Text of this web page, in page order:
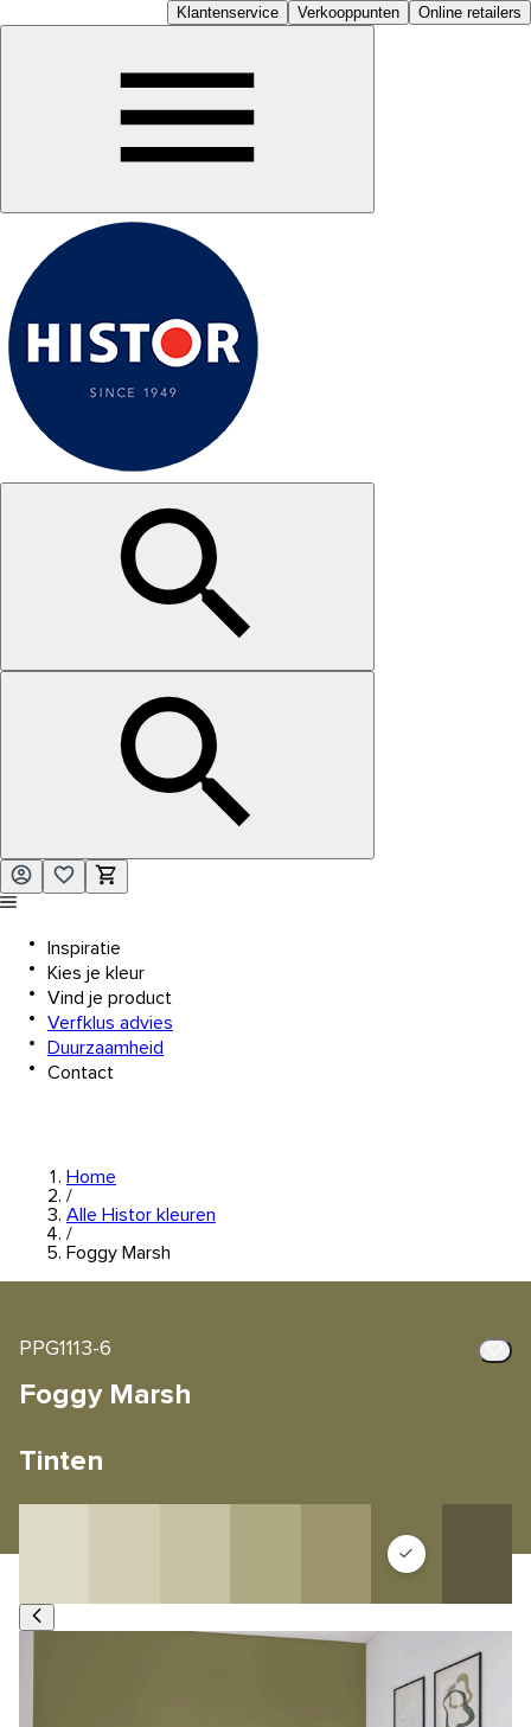
Klantenservice Verkooppunten Online retailers
Inspiratie
Kies je kleur
Vind je product
Verfklus advies
Duurzaamheid
Contact
Home
/
Alle Histor kleuren
/
Foggy Marsh
PPG1113-6
Foggy Marsh
Tinten